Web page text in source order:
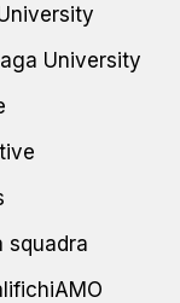
University
squadra